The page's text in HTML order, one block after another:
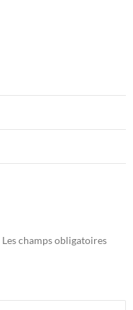
Les champs obligatoires